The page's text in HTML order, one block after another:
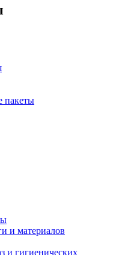
пакеты
и материалов
и гигиенических